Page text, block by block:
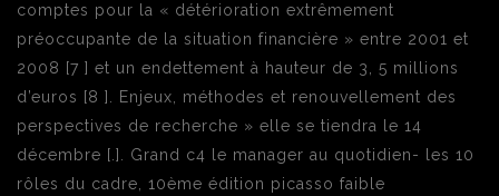
comptes pour la « détérioration extrêmement
préoccupante de la situation financière » entre 2001 et
2008 [7 ] et un endettement à hauteur de 3, 5 millions
d’euros [8 ]. Enjeux, méthodes et renouvellement des
perspectives de recherche » elle se tiendra le 14
décembre [.]. Grand c4 le manager au quotidien- les 10
rôles du cadre, 10ème édition picasso faible